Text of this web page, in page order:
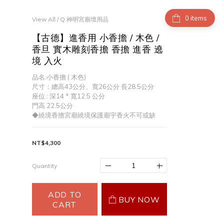
items
View All / Q.神明宮廟壇用品
【古德】進香用 小香擔 / 木色 /
香旦 實木雕刻香擔 香擔 進香 遶
境 入火
品名:小香擔 ( 木色)
尺寸：總高43公分、寬26公分 長28.5公分
座位 : 深14 * 寬12.5 公分
門高 22.5公分
◆繞境香擔宮廟繞境保護廟宇香火不可或缺
NT$4,300
Quantity
ADD TO
CART
BUY NOW